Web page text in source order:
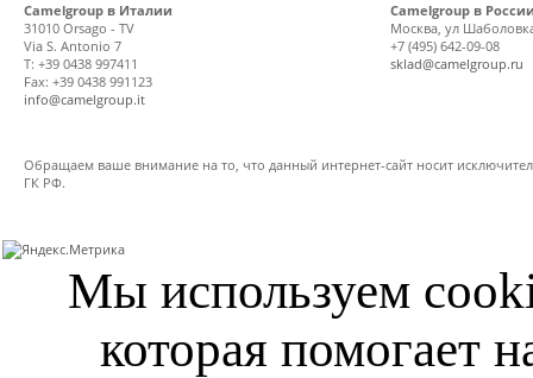
Camelgroup в Италии
31010 Orsago - TV
Via S. Antonio 7
T: +39 0438 997411
Fax: +39 0438 991123
info@camelgroup.it
Camelgroup в
Москва, ул
+7 (495) 642-09-08
sklad@camelgroup.ru
Обращаем ваше внимание на то, что данный интернет-сайт носит
ГК РФ.
Мы используем
которая помогает